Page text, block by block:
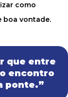
como
boa vontade.
que entre
encontro
ponte.”